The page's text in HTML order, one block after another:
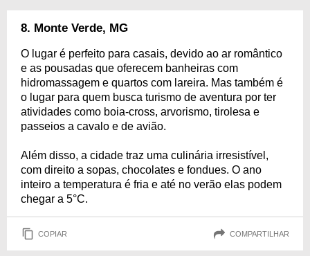
8. Monte Verde, MG
O lugar é perfeito para casais, devido ao ar romântico
e as pousadas que oferecem banheiras com
hidromassagem e quartos com lareira. Mas também é
o lugar para quem busca turismo de aventura por ter
atividades como boia-cross, arvorismo, tirolesa e
passeios a cavalo e de avião.
Além disso, a cidade traz uma culinária irresistível,
com direito a sopas, chocolates e fondues. O ano
inteiro a temperatura é fria e até no verão elas podem
chegar a 5°C.
COPIAR COMPARTILHAR